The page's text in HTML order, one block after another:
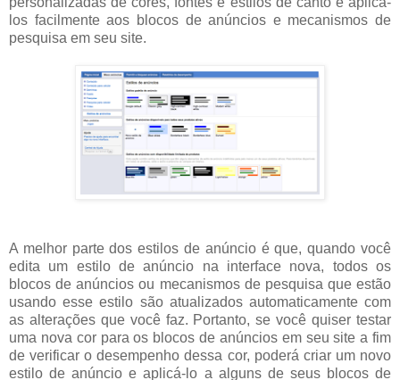
los facilmente aos blocos de anúncios e mecanismos de
pesquisa em seu site.
A melhor parte dos estilos de anúncio é que, quando você
edita um estilo de anúncio na interface nova, todos os
blocos de anúncios ou mecanismos de pesquisa que estão
usando esse estilo são atualizados automaticamente com
as alterações que você faz. Portanto, se você quiser testar
uma nova cor para os blocos de anúncios em seu site a fim
de verificar o desempenho dessa cor, poderá criar um novo
estilo de anúncio e aplicá-lo a alguns de seus blocos de